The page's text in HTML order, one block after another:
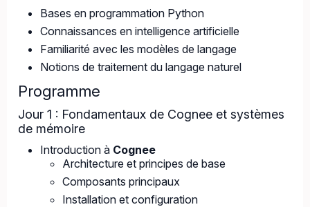
Bases en programmation Python
Connaissances en intelligence artificielle
Familiarité avec les modèles de langage
Notions de traitement du langage naturel
Programme
Jour 1 : Fondamentaux de Cognee et systèmes
de mémoire
Introduction à Cognee
Architecture et principes de base
Composants principaux
Installation et configuration